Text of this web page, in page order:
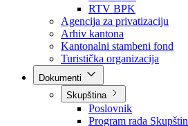
Direkcija za šumarstvo
Javna preduzeća
BPK šume
RTV BPK
Agencija za privatizaciju
Arhiv kantona
Kantonalni stambeni fond
Turistička organizacija